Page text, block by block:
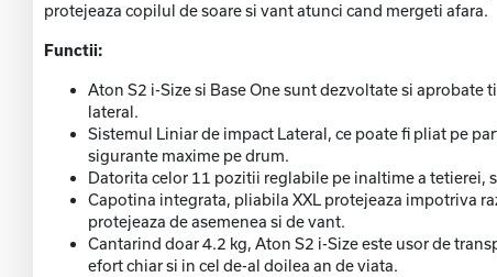
protejeaza copilul de soare si vant atunci cand mergeti afara.
Functii:
Aton S2 i-Size si Base One sunt dezvoltate si
lateral.
Sistemul Liniar de impact Lateral, ce poate fi pliat pe
sigurante maxime pe drum.
Datorita celor 11 pozitii reglabile pe inaltime a tetierei,
Capotina integrata, pliabila XXL protejeaza impotriva
protejeaza de asemenea si de vant.
Cantarind doar 4.2 kg, Aton S2 i-Size este usor de
efort chiar si in cel de-al doilea an de viata.